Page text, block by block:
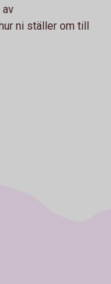
av
ni ställer om till